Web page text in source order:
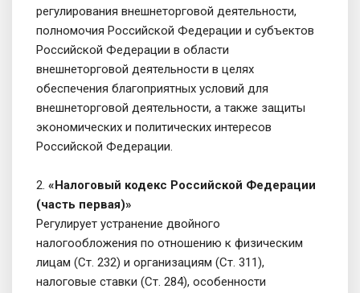
регулирования внешнеторговой деятельности,
полномочия Российской Федерации и субъектов
Российской Федерации в области
внешнеторговой деятельности в целях
обеспечения благоприятных условий для
внешнеторговой деятельности, а также защиты
экономических и политических интересов
Российской Федерации.
2. «Налоговый кодекс Российской Федерации
(часть первая)»
Регулирует устранение двойного
налогообложения по отношению к физическим
лицам (Ст. 232) и организациям (Ст. 311),
налоговые ставки (Ст. 284), особенности